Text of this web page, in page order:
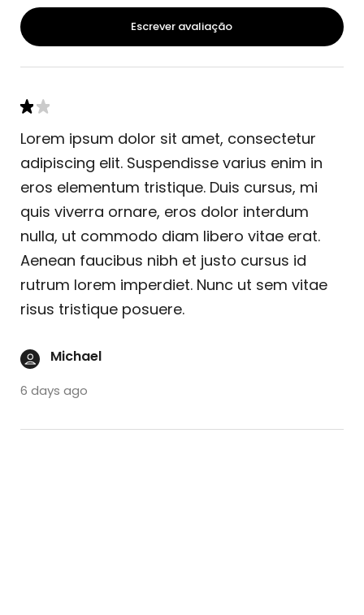
Escrever avaliação
Lorem ipsum dolor sit amet, consectetur
adipiscing elit. Suspendisse varius enim in
eros elementum tristique. Duis cursus, mi
quis viverra ornare, eros dolor interdum
nulla, ut commodo diam libero vitae erat.
Aenean faucibus nibh et justo cursus id
rutrum lorem imperdiet. Nunc ut sem vitae
risus tristique posuere.
Michael
6 days ago